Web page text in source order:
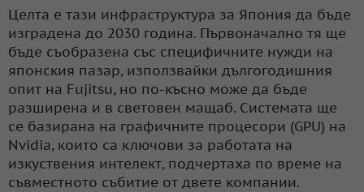
Целта е тази инфраструктура за Япония да бъде
изградена до 2030 година. Първоначално тя ще
бъде съобразена със специфичните нужди на
японския пазар, използвайки дългогодишния
опит на Fujitsu, но по-късно може да бъде
разширена и в световен мащаб. Системата ще
се базирана на графичните процесори (GPU) на
Nvidia, които са ключови за работата на
изкуствения интелект, подчертаха по време на
съвместното събитие от двете компании.